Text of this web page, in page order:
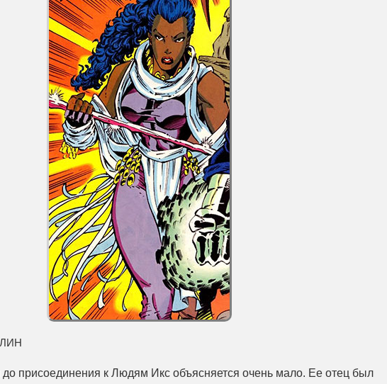
присоединения к Людям Икс объясняется очень мало. Ее отец был